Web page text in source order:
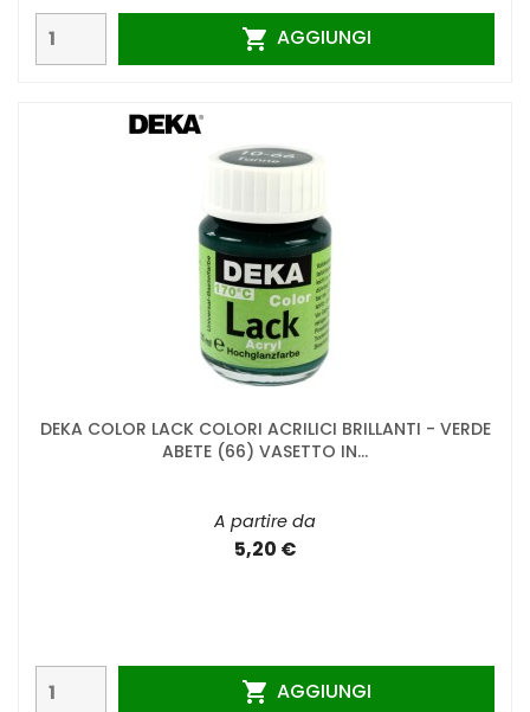
 AGGIUNGI
DEKA COLOR LACK COLORI ACRILICI BRILLANTI - VERDE
ABETE (66) VASETTO IN...
A partire da
5,20 €
 AGGIUNGI